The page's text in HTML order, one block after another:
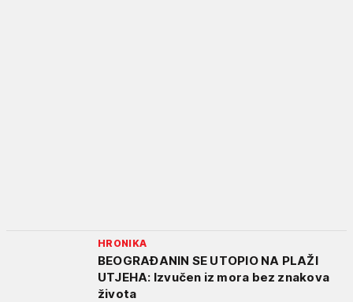
HRONIKA
BEOGRAĐANIN SE UTOPIO NA PLAŽI
UTJEHA: Izvučen iz mora bez znakova
života